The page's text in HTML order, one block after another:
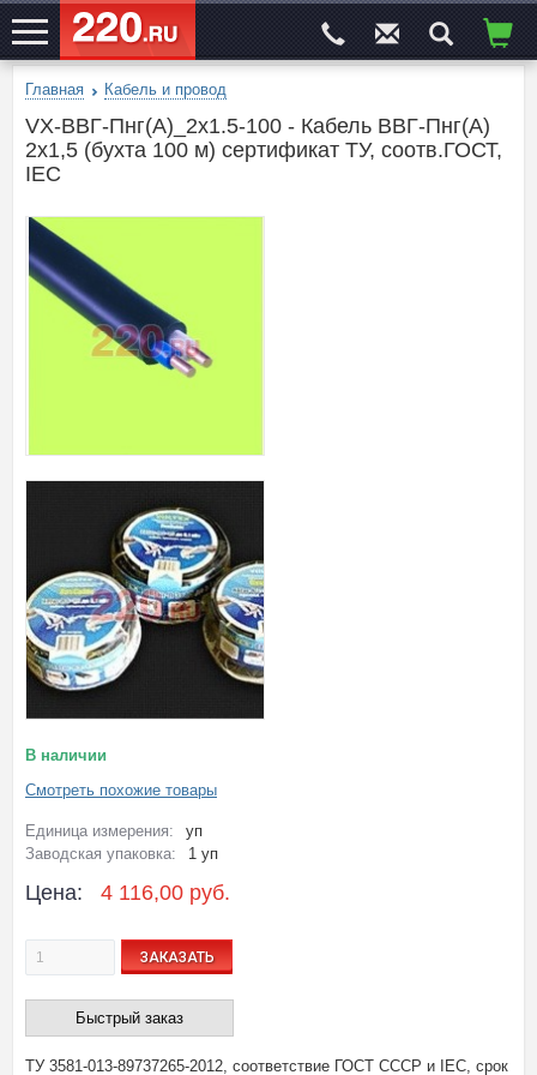
ЭЛЕКТРОСАЙТ№1
Главная Кабель и провод
VX-ВВГ-Пнг(А)_2х1.5-100 - Кабель ВВГ-Пнг(А)
2х1,5 (бухта 100 м) сертификат ТУ, соотв.ГОСТ,
IEC
В наличии
Смотреть похожие товары
Единица измерения:
уп
Заводская упаковка:
1 уп
Цена: 4 116,00 руб.
ЗАКАЗАТЬ
Быстрый заказ
ТУ 3581-013-89737265-2012, соответствие ГОСТ СССР и IEC, срок